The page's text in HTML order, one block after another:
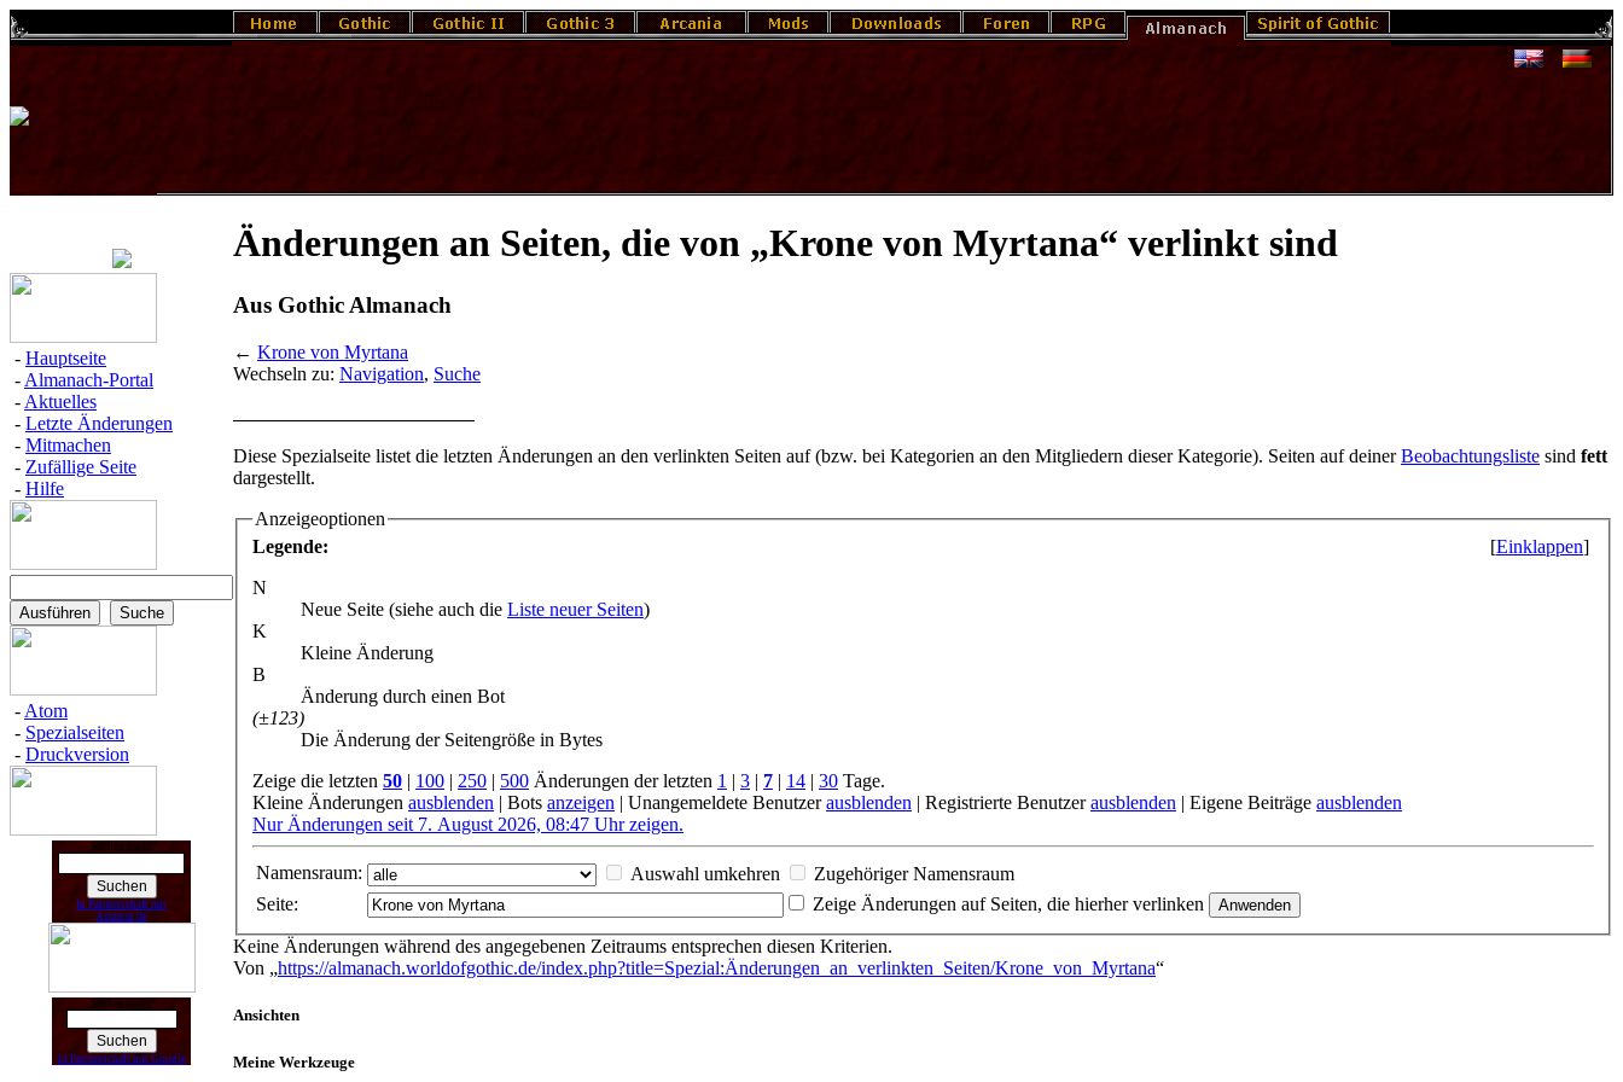
- Hauptseite
- Almanach-Portal
- Aktuelles
- Letzte Änderungen
- Mitmachen
- Zufällige Seite
- Hilfe
- Atom
- Spezialseiten
- Druckversion
Suchen nach:
In Partnerschaft mit
Amazon.de
Suchen nach:
In Partnerschaft mit Google
Änderungen an Seiten, die von „Krone von Myrtana“ verlinkt sind
Aus Gothic Almanach
← Krone von Myrtana
Wechseln zu: Navigation, Suche
Diese Spezialseite listet die letzten Änderungen an den verlinkten Seiten auf (bzw. bei Kategorien an den Mitgliedern dieser Kategorie). Seiten auf deinerBeobachtungsliste sind fett
dargestellt.
Anzeigeoptionen
[Einklappen]
Legende:
N
Neue Seite (siehe auch die Liste neuer Seiten)
K
Kleine Änderung
B
Änderung durch einen Bot
(±123)
Die Änderung der Seitengröße in Bytes
Zeige die letzten 50 | 100 | 250 | 500 Änderungen der letzten 1 | 3 | 7 | 14 | 30 Tage.
Kleine Änderungen ausblenden | Bots anzeigen | Unangemeldete Benutzerausblenden | Registrierte Benutzerausblenden | Eigene Beiträge ausblenden
Nur Änderungen seit 7. August 2026, 08:47 Uhr zeigen.
Namensraum: Auswahl umkehren
Zugehöriger Namensraum
Seite:
Zeige Änderungen auf Seiten, die hierher verlinken
Keine Änderungen während des angegebenen Zeitraums entsprechen diesen Kriterien.
Von „https://almanach.worldofgothic.de/index.php?title=Spezial:Änderungen_an_verlinkten_Seiten/Krone_von_Myrtana“
Ansichten
Meine Werkzeuge